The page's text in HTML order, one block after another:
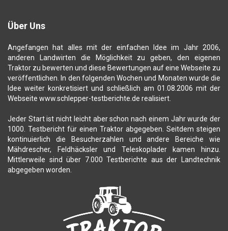
Über Uns
Angefangen hat alles mit der einfachen Idee im Jahr 2006,
anderen Landwirten die Möglichkeit zu geben, den eigenen
Traktor zu bewerten und diese Bewertungen auf eine Webseite zu
veröffentlichen. In den folgenden Wochen und Monaten wurde die
Idee weiter konkretisiert und schließlich am 01.08.2006 mit der
Webseite www.schlepper-testberichte.de realisiert.
Jeder Start ist nicht leicht aber schon nach einem Jahr wurde der
1000. Testbericht für einen Traktor abgegeben. Seitdem steigen
kontinuierlich die Besucherzahlen und andere Bereiche wie
Mähdrescher, Feldhäcksler und Teleskoplader kamen hinzu.
Mittlerweile sind über 7.000 Testberichte aus der Landtechnik
abgegeben worden.